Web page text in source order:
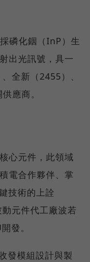
磷化銦（InP）生
出光訊號，具一
全新（2455）、
應商。
心元件，此領域
電合作夥伴、掌
技術的上詮
元件代工廠波若
發。
發模組設計與製